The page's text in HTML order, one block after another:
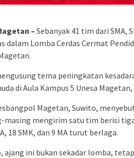
–Sebanyak 41 tim dari SMA,
dalam Lomba Cerdas Cermat
tema peningkatan
di Aula Kampus 5 Unesa
Magetan, Suwito,
masing mengirim satu tim berisi
18 SMK, dan 9 MA turut berlaga.
ajang ini bukan sekadar lomba,